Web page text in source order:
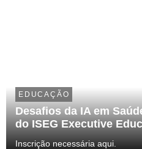
EDUCAÇÃO
Desafios da IA em
do ISEG Executive
Inscrição necessária aqui.